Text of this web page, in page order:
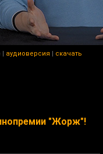
| аудиоверсия | скачать
"Жорж"!